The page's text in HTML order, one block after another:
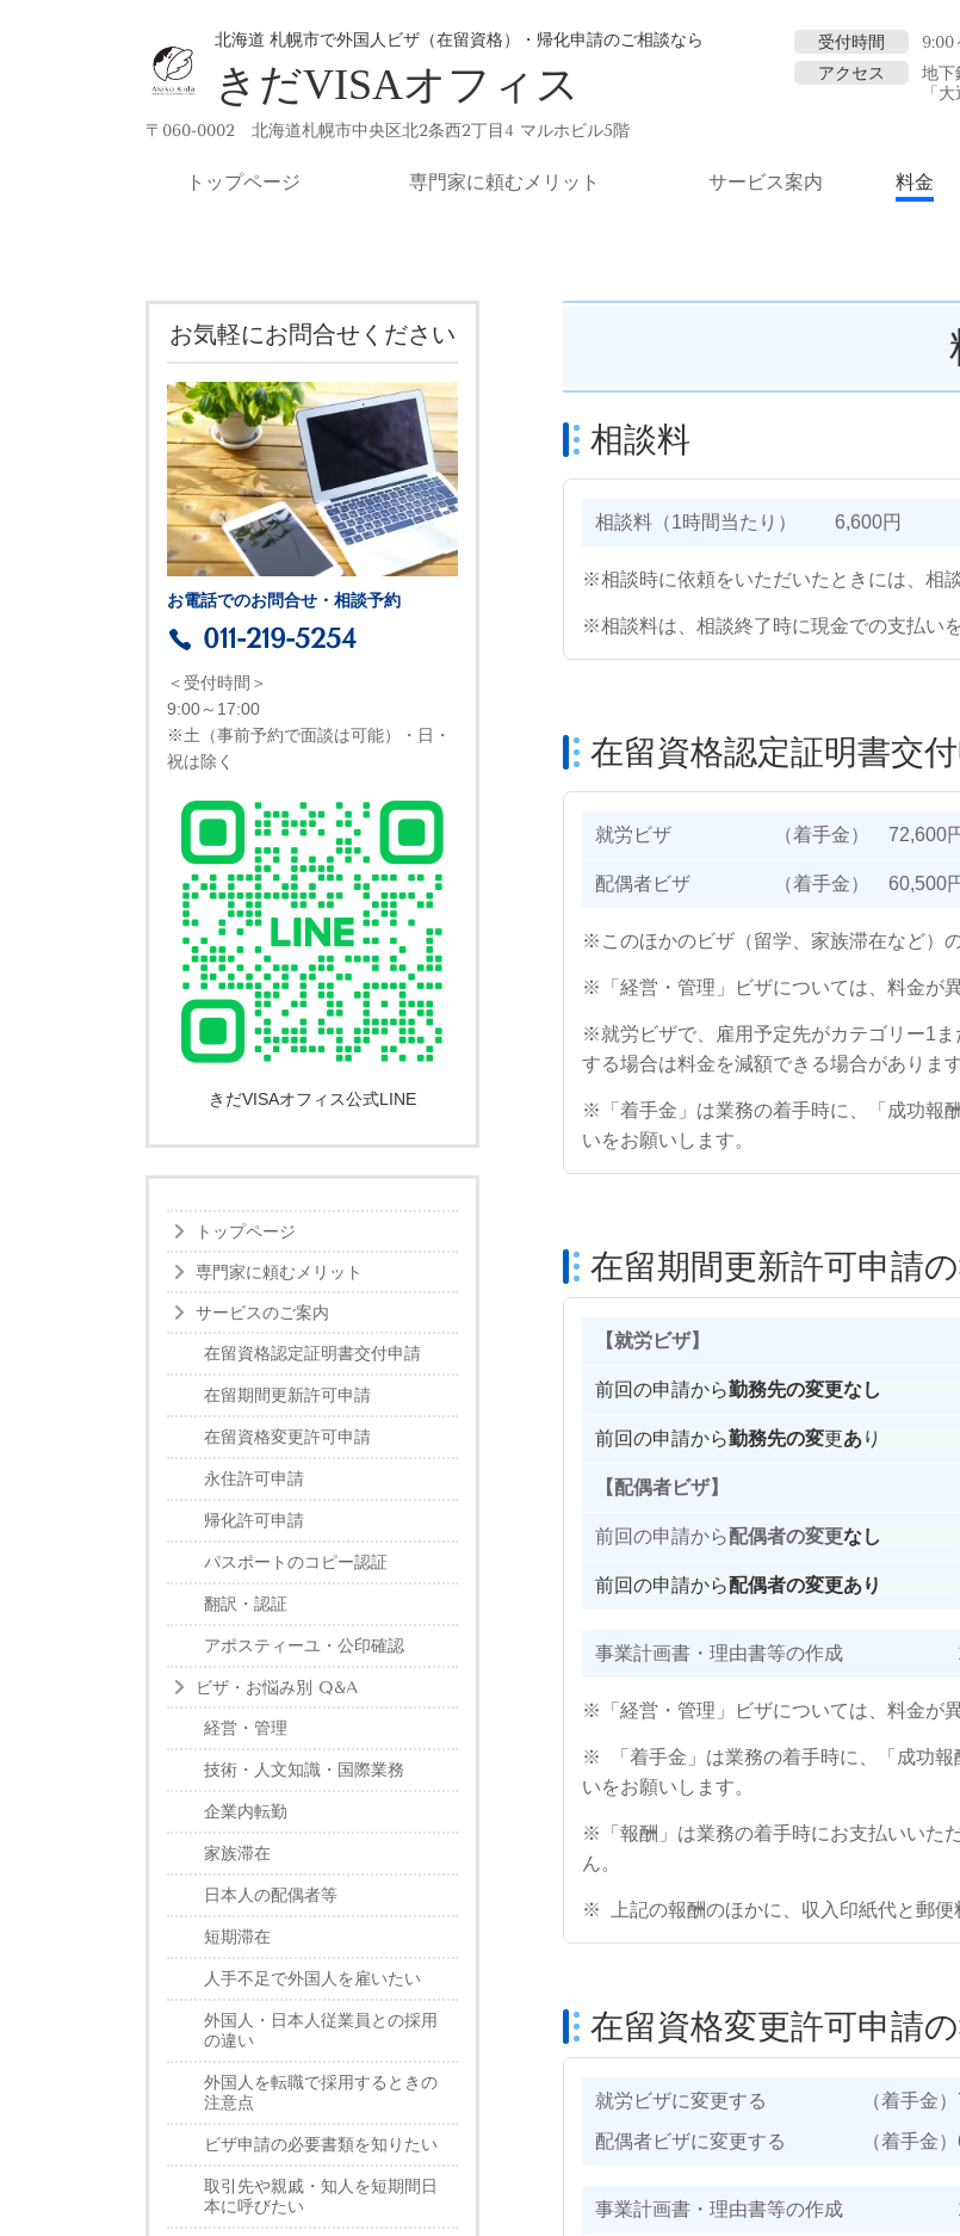
北海道 札幌市で外国人ビザ（在留資格）・帰化申請のご相談なら
きだVISAオフィス
〒060-0002 北海道札幌市中央区北2条西2丁目4 マルホビル5階
受付時間
9:00
アクセス
地下
「
トップページ 専門家に頼むメリット サービス案内 料金
相談料
相談料（1時間当たり） 6,600円
※相談時に依頼をいただいたときには、相
※相談料は、相談終了時に現金での支払い
在留資格認定証明書交
就労ビザ （着手金） 72,600
配偶者ビザ （着手金） 60,500
※このほかのビザ（留学、家族滞在など）
※「経営・管理」ビザについては、料金が
※就労ビザで、雇用予定先がカテゴリー1
する場合は料金を減額できる場合があります
※「着手金」は業務の着手時に、「成功報
いをお願いします。
在留期間更新許可申請
【就労ビザ】
前回の申請から勤務先の変更なし （報
前回の申請から勤務先の変更あり （着
【配偶者ビザ】
前回の申請から配偶者の変更なし
前回の申請から配偶者の変更あり
事業計画書・理由書等の作成
※「経営・管理」ビザについては、料金が
※ 「着手金」は業務の着手時に、「成功報
いをお願いします。
※「報酬」は業務の着手時にお支払いいた
ん。
※ 上記の報酬のほかに、収入印紙代と郵便
在留資格変更許可申請
就労ビザに変更する （着手金）
配偶者ビザに変更する （着手金）
事業計画書・理由書等の作成
お気軽にお問合せください
お電話でのお問合せ・相談予約
011-219-5254
＜受付時間＞
9:00～17:00
※土（事前予約で面談は可能）・日・
祝は除く
きだVISAオフィス公式LINE
トップページ
専門家に頼むメリット
サービスのご案内
在留資格認定証明書交付申請
在留期間更新許可申請
在留資格変更許可申請
永住許可申請
帰化許可申請
パスポートのコピー認証
翻訳・認証
アポスティーユ・公印確認
ビザ・お悩み別 Q&A
経営・管理
技術・人文知識・国際業務
企業内転勤
家族滞在
日本人の配偶者等
短期滞在
人手不足で外国人を雇いたい
外国人・日本人従業員との採用
の違い
外国人を転職で採用するときの
注意点
ビザ申請の必要書類を知りたい
取引先や親戚・知人を短期間日
本に呼びたい